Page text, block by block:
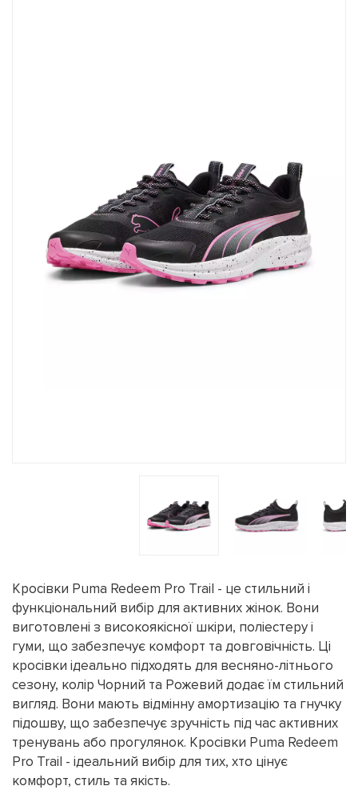
Кросівки Puma Redeem Pro Trail - це стильний і
функціональний вибір для активних жінок. Вони
виготовлені з високоякісної шкіри, поліестеру і
гуми, що забезпечує комфорт та довговічність. Ці
кросівки ідеально підходять для весняно-літнього
сезону, колір Чорний та Рожевий додає їм стильний
вигляд. Вони мають відмінну амортизацію та гнучку
підошву, що забезпечує зручність під час активних
тренувань або прогулянок. Кросівки Puma Redeem
Pro Trail - ідеальний вибір для тих, хто цінує
комфорт, стиль та якість.